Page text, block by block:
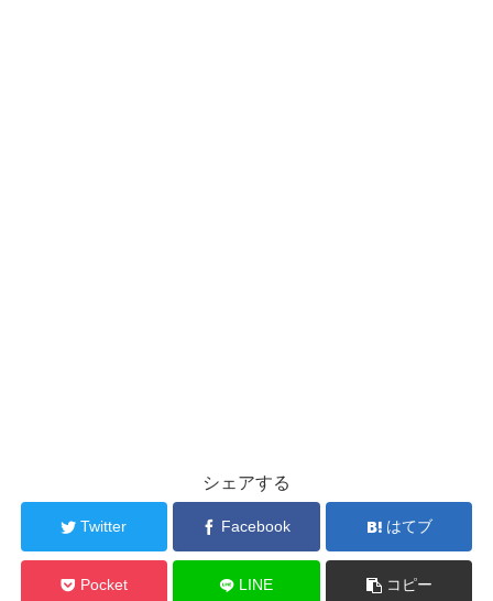
シェアする
Twitter Facebook はてブ
Pocket LINE コピー